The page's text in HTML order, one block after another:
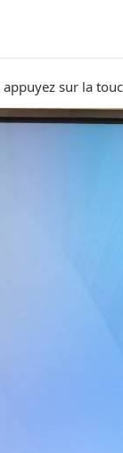
sur la